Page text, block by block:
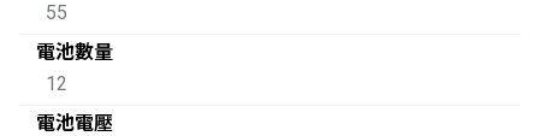
55
電池數量
12
電池電壓